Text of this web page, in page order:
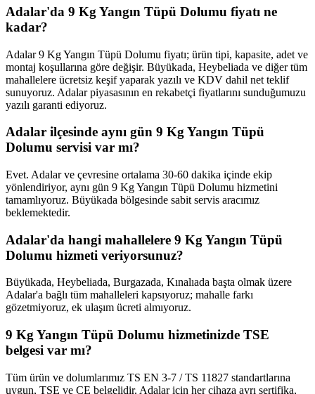
Adalar'da 9 Kg Yangın Tüpü Dolumu fiyatı ne
kadar?
Adalar 9 Kg Yangın Tüpü Dolumu fiyatı; ürün tipi, kapasite, adet ve
montaj koşullarına göre değişir. Büyükada, Heybeliada ve diğer tüm
mahallelere ücretsiz keşif yaparak yazılı ve KDV dahil net teklif
sunuyoruz. Adalar piyasasının en rekabetçi fiyatlarını sunduğumuzu
yazılı garanti ediyoruz.
Adalar ilçesinde aynı gün 9 Kg Yangın Tüpü
Dolumu servisi var mı?
Evet. Adalar ve çevresine ortalama 30-60 dakika içinde ekip
yönlendiriyor, aynı gün 9 Kg Yangın Tüpü Dolumu hizmetini
tamamlıyoruz. Büyükada bölgesinde sabit servis aracımız
beklemektedir.
Adalar'da hangi mahallelere 9 Kg Yangın Tüpü
Dolumu hizmeti veriyorsunuz?
Büyükada, Heybeliada, Burgazada, Kınalıada başta olmak üzere
Adalar'a bağlı tüm mahalleleri kapsıyoruz; mahalle farkı
gözetmiyoruz, ek ulaşım ücreti almıyoruz.
9 Kg Yangın Tüpü Dolumu hizmetinizde TSE
belgesi var mı?
Tüm ürün ve dolumlarımız TS EN 3-7 / TS 11827 standartlarına
uygun, TSE ve CE belgelidir. Adalar için her cihaza ayrı sertifika,